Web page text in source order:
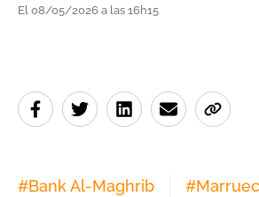
El 08/05/2026 a las 16h15
#Bank Al-Maghrib #